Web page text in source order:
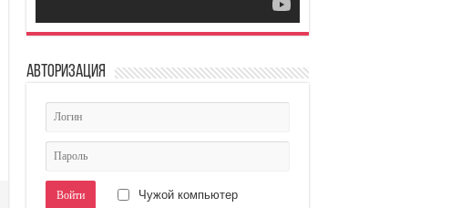
Авторизация
Чужой компьютер